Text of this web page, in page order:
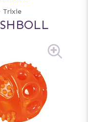
Trixie